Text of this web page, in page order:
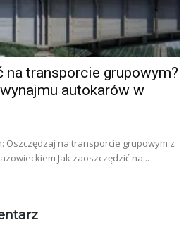
transporcie grupowym?
autokarów w
Oszczędzaj na transporcie grupowym z
Jak zaoszczędzić na...